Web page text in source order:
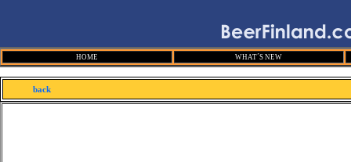
HOME WHAT´S NEW
back